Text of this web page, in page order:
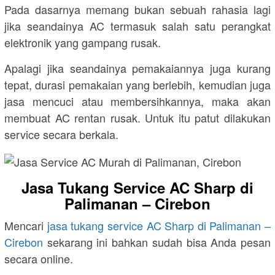
Pada dasarnya memang bukan sebuah rahasia lagi
jika seandainya AC termasuk salah satu perangkat
elektronik yang gampang rusak.
Apalagi jika seandainya pemakaiannya juga kurang
tepat, durasi pemakaian yang berlebih, kemudian juga
jasa mencuci atau membersihkannya, maka akan
membuat AC rentan rusak. Untuk itu patut dilakukan
service secara berkala.
Jasa Tukang Service AC Sharp di
Palimanan – Cirebon
Mencari jasa tukang service AC Sharp di Palimanan –
Cirebon sekarang ini bahkan sudah bisa Anda pesan
secara online.